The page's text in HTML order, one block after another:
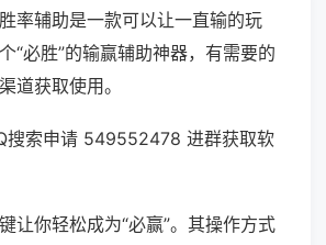
率辅助是一款可以让一直输的玩
“必胜”的输赢辅助神器，有需要的
道获取使用。
搜索申请 549552478 进群获取软
让你轻松成为“必赢”。其操作方式